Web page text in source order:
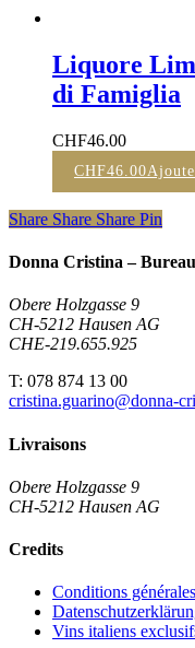
Liquore
di Famiglia
CHF46.00
CHF46.00
Share Share Share Pin
Donna Cristina –
Obere Holzgasse 9
CH-5212 Hausen AG
CHE-219.655.925
T: 078 874 13 00
cristina.guarino@donna-
Livraisons
Obere Holzgasse 9
CH-5212 Hausen AG
Credits
Conditions générales
Vins italiens